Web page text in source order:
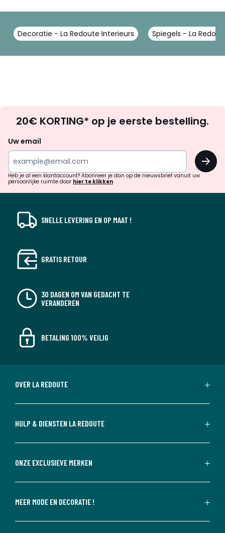
Decoratie - La Redoute Interieurs Spiegels - La
zoek
inspiratie
verrassingen?
20€ KORTING* op je eerste bestelling.
Uw email
OK
Heb je al een klantaccount? Abonneer je dan op de nieuwsbrief vanuit uw
persoonlijke ruimte door hier te klikken
SNELLE LEVERING EN OP MAAT !
GRATIS RETOUR
30 DAGEN OM VAN GEDACHT TE
VERANDEREN
BETALING 100% VEILIG
OVER LA REDOUTE
HULP & DIENSTEN LA REDOUTE
ONZE EXCLUSIEVE MERKEN
MEER MODE EN DECORATIE !